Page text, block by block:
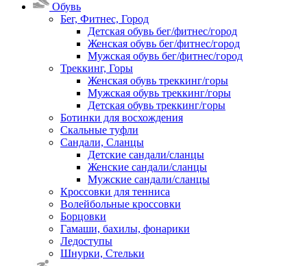
Обувь
Бег, Фитнес, Город
Детская обувь бег/фитнес/город
Женская обувь бег/фитнес/город
Мужская обувь бег/фитнес/город
Треккинг, Горы
Женская обувь треккинг/горы
Мужская обувь треккинг/горы
Детская обувь треккинг/горы
Ботинки для восхождения
Скальные туфли
Сандали, Сланцы
Детские сандали/сланцы
Женские сандали/сланцы
Мужские сандали/сланцы
Кроссовки для тенниса
Волейбольные кроссовки
Борцовки
Гамаши, бахилы, фонарики
Ледоступы
Шнурки, Стельки